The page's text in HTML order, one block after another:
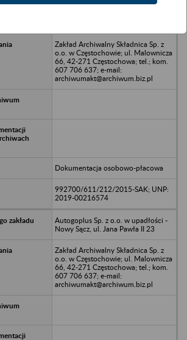
ACCORD Kraków Sp. z o.o. w
Zakład Archiwalny Składnica Sp. z
o.o. w Częstochowie; ul. Malownicza
66, 42-271 Częstochowa; tel.; kom.
607 706 637; e-mail:
archiwumakt@archiwum.biz.pl
Dokumentacja osobowo-płacowa
992700/611/212/2015-SAK; UNP:
2019-00216574
Autogoplus Sp. z o.o. w upadłości -
Nowy Sącz, ul. Jana Pawła II 23
Zakład Archiwalny Składnica Sp. z
o.o. w Częstochowie; ul. Malownicza
66, 42-271 Częstochowa; tel.; kom.
607 706 637; e-mail:
archiwumakt@archiwum.biz.pl